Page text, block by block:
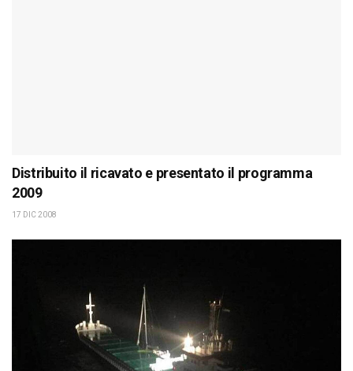
Distribuito il ricavato e presentato il programma
2009
17 DIC 2008